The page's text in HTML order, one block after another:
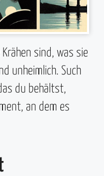
sind, was sie
unheimlich. Such
du behältst,
an dem es